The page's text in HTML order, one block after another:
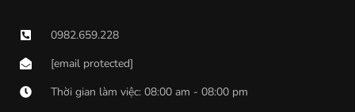
0982.659.228
[email protected]
Thời gian làm việc: 08:00 am - 08:00 pm